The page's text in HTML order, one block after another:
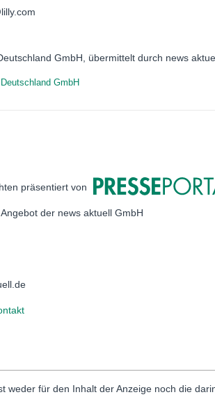
GmbH, übermittelt durch news
GmbH
präsentiert von
der news aktuell GmbH
weder für den Inhalt der Anzeige noch die